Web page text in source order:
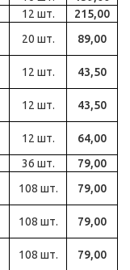
12 шт.
215,00
20 шт.
89,00
12 шт.
43,50
12 шт. 43,50
12 шт.
64,00
36 шт.
79,00
108 шт.
79,00
108 шт.
79,00
108 шт.
79,00